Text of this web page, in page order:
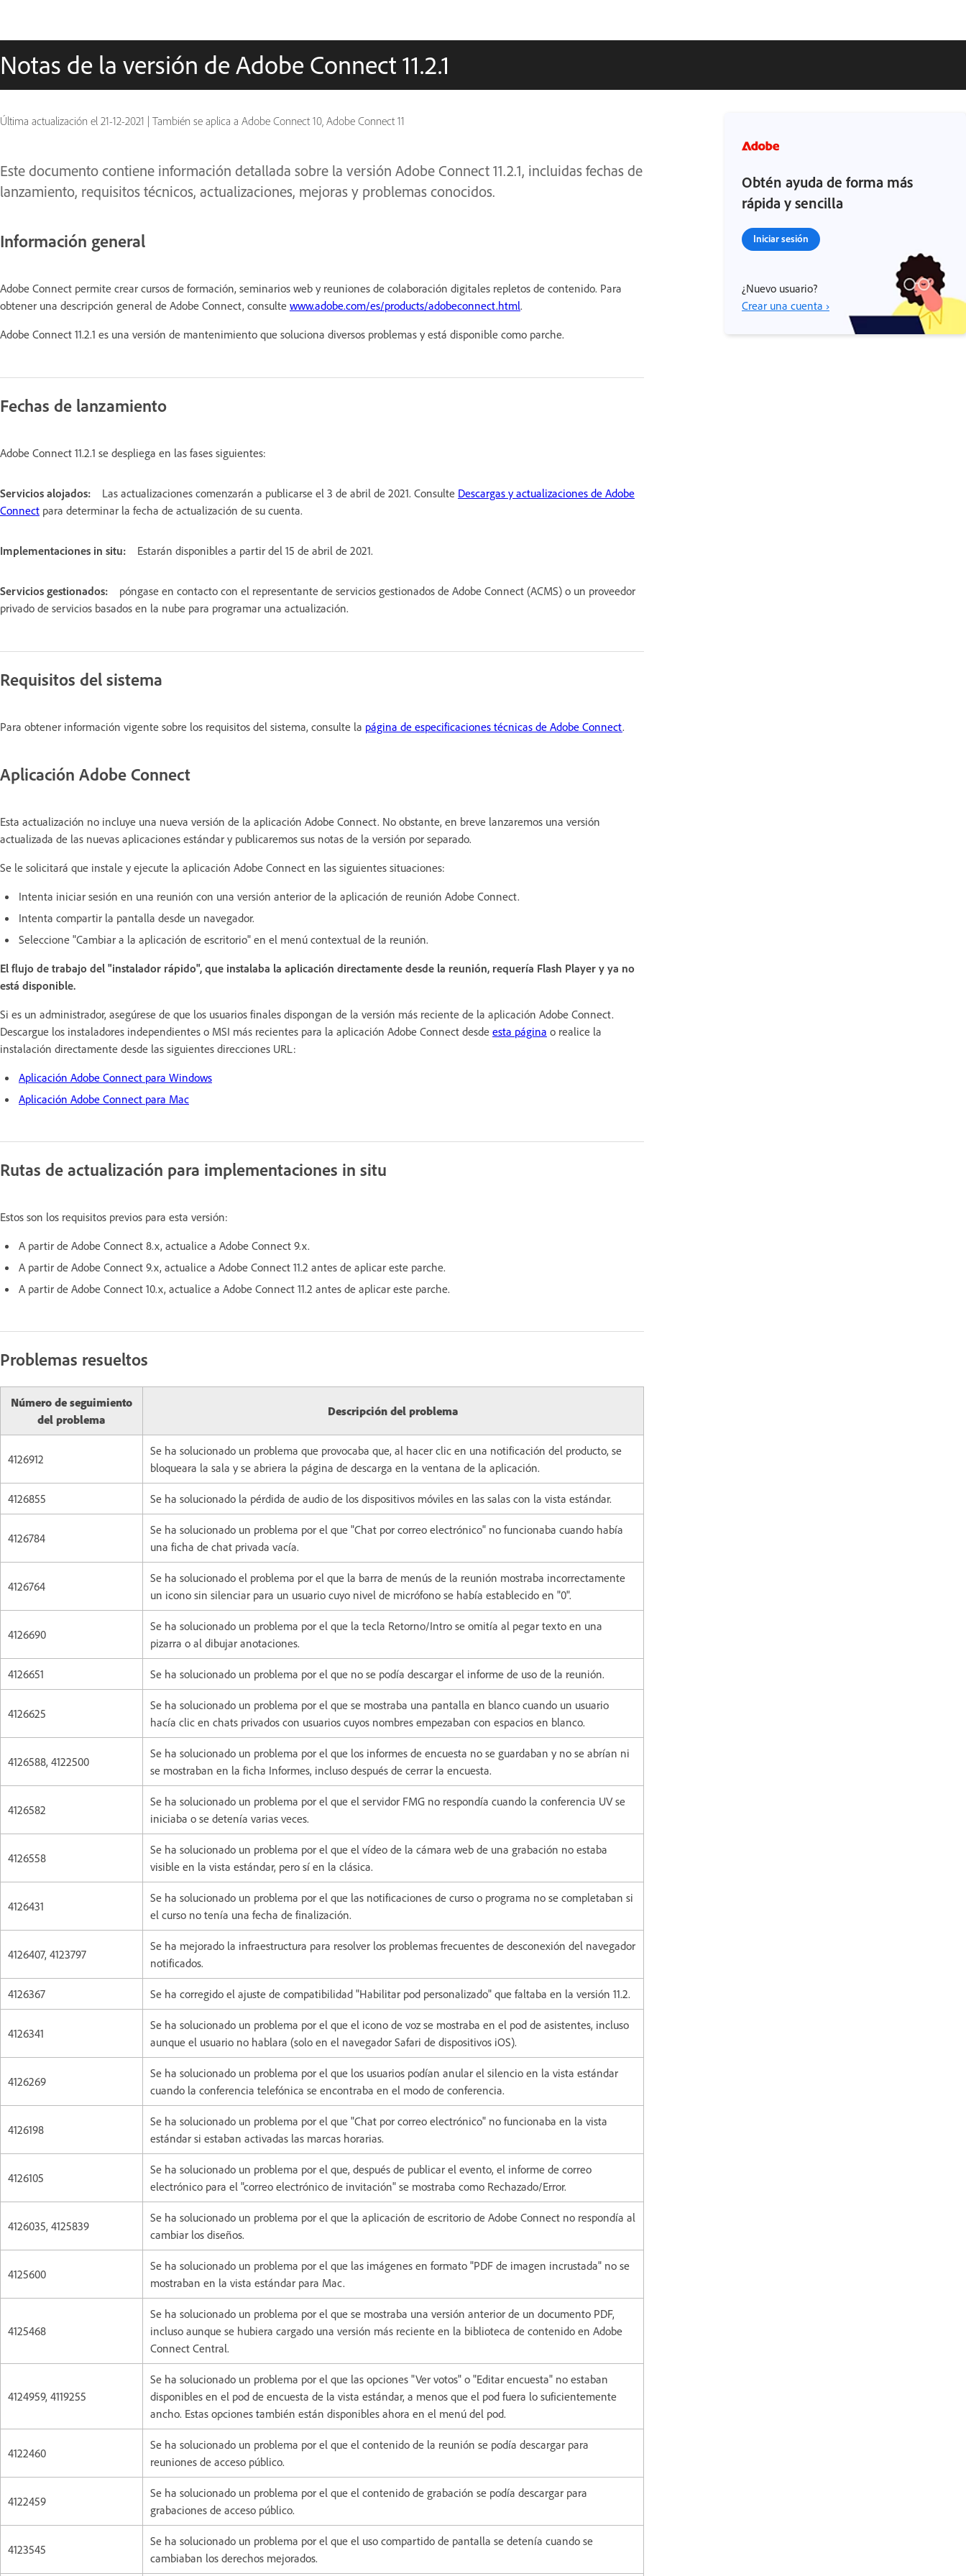
Notas de la versión de Adobe Connect 11.2.1
Última actualización el 21-12-2021 | También se aplica a Adobe Connect 10, Adobe Connect 11
Este documento contiene información detallada sobre la versión Adobe Connect 11.2.1, incluidas fechas de
lanzamiento, requisitos técnicos, actualizaciones, mejoras y problemas conocidos.
Información general
Adobe Connect permite crear cursos de formación, seminarios web y reuniones de colaboración digitales repletos de contenido. Para
obtener una descripción general de Adobe Connect, consulte www.adobe.com/es/products/adobeconnect.html.
Adobe Connect 11.2.1 es una versión de mantenimiento que soluciona diversos problemas y está disponible como parche.
Fechas de lanzamiento
Adobe Connect 11.2.1 se despliega en las fases siguientes:
Servicios alojados: Las actualizaciones comenzarán a publicarse el 3 de abril de 2021. Consulte Descargas y actualizaciones de Adobe
Connect para determinar la fecha de actualización de su cuenta.
Implementaciones in situ: Estarán disponibles a partir del 15 de abril de 2021.
Servicios gestionados:
póngase en contacto con el representante de servicios gestionados de Adobe Connect (ACMS) o un proveedor
privado de servicios basados en la nube para programar una actualización.
Requisitos del sistema
Para obtener información vigente sobre los requisitos del sistema, consulte la página de especificaciones técnicas de Adobe Connect.
Aplicación Adobe Connect
Esta actualización no incluye una nueva versión de la aplicación Adobe Connect. No obstante, en breve lanzaremos una versión
actualizada de las nuevas aplicaciones estándar y publicaremos sus notas de la versión por separado.
Se le solicitará que instale y ejecute la aplicación Adobe Connect en las siguientes situaciones:
Intenta iniciar sesión en una reunión con una versión anterior de la aplicación de reunión Adobe Connect.
Intenta compartir la pantalla desde un navegador.
Seleccione "Cambiar a la aplicación de escritorio" en el menú contextual de la reunión.
El flujo de trabajo del "instalador rápido", que instalaba la aplicación directamente desde la reunión, requería Flash Player y ya no
está disponible.
Si es un administrador, asegúrese de que los usuarios finales dispongan de la versión más reciente de la aplicación Adobe Connect.
Descargue los instaladores independientes o MSI más recientes para la aplicación Adobe Connect desde esta página o realice la
instalación directamente desde las siguientes direcciones URL:
Aplicación Adobe Connect para Windows
Aplicación Adobe Connect para Mac
Rutas de actualización para implementaciones in situ
Estos son los requisitos previos para esta versión:
A partir de Adobe Connect 8.x, actualice a Adobe Connect 9.x.
A partir de Adobe Connect 9.x, actualice a Adobe Connect 11.2 antes de aplicar este parche.
A partir de Adobe Connect 10.x, actualice a Adobe Connect 11.2 antes de aplicar este parche.
Problemas resueltos
Número de seguimiento
del problema
Descripción del problema
4126912
Se ha solucionado un problema que provocaba que, al hacer clic en una notificación del producto, se
bloqueara la sala y se abriera la página de descarga en la ventana de la aplicación.
4126855 Se ha solucionado la pérdida de audio de los dispositivos móviles en las salas con la vista estándar.
4126784
Se ha solucionado un problema por el que "Chat por correo electrónico" no funcionaba cuando había
una ficha de chat privada vacía.
4126764
Se ha solucionado el problema por el que la barra de menús de la reunión mostraba incorrectamente
un icono sin silenciar para un usuario cuyo nivel de micrófono se había establecido en "0".
4126690
Se ha solucionado un problema por el que la tecla Retorno/Intro se omitía al pegar texto en una
pizarra o al dibujar anotaciones.
4126651 Se ha solucionado un problema por el que no se podía descargar el informe de uso de la reunión.
4126625
Se ha solucionado un problema por el que se mostraba una pantalla en blanco cuando un usuario
hacía clic en chats privados con usuarios cuyos nombres empezaban con espacios en blanco.
4126588, 4122500
Se ha solucionado un problema por el que los informes de encuesta no se guardaban y no se abrían ni
se mostraban en la ficha Informes, incluso después de cerrar la encuesta.
4126582
Se ha solucionado un problema por el que el servidor FMG no respondía cuando la conferencia UV se
iniciaba o se detenía varias veces.
4126558
Se ha solucionado un problema por el que el vídeo de la cámara web de una grabación no estaba
visible en la vista estándar, pero sí en la clásica.
4126431
Se ha solucionado un problema por el que las notificaciones de curso o programa no se completaban si
el curso no tenía una fecha de finalización.
4126407, 4123797
Se ha mejorado la infraestructura para resolver los problemas frecuentes de desconexión del navegador
notificados.
4126367 Se ha corregido el ajuste de compatibilidad "Habilitar pod personalizado" que faltaba en la versión 11.2.
4126341
Se ha solucionado un problema por el que el icono de voz se mostraba en el pod de asistentes, incluso
aunque el usuario no hablara (solo en el navegador Safari de dispositivos iOS).
4126269
Se ha solucionado un problema por el que los usuarios podían anular el silencio en la vista estándar
cuando la conferencia telefónica se encontraba en el modo de conferencia.
4126198
Se ha solucionado un problema por el que "Chat por correo electrónico" no funcionaba en la vista
estándar si estaban activadas las marcas horarias.
4126105
Se ha solucionado un problema por el que, después de publicar el evento, el informe de correo
electrónico para el "correo electrónico de invitación" se mostraba como Rechazado/Error.
4126035, 4125839
Se ha solucionado un problema por el que la aplicación de escritorio de Adobe Connect no respondía al
cambiar los diseños.
4125600
Se ha solucionado un problema por el que las imágenes en formato "PDF de imagen incrustada" no se
mostraban en la vista estándar para Mac.
4125468
Se ha solucionado un problema por el que se mostraba una versión anterior de un documento PDF,
incluso aunque se hubiera cargado una versión más reciente en la biblioteca de contenido en Adobe
Connect Central.
4124959, 4119255
Se ha solucionado un problema por el que las opciones "Ver votos" o "Editar encuesta" no estaban
disponibles en el pod de encuesta de la vista estándar, a menos que el pod fuera lo suficientemente
ancho. Estas opciones también están disponibles ahora en el menú del pod.
4122460
Se ha solucionado un problema por el que el contenido de la reunión se podía descargar para
reuniones de acceso público.
4122459
Se ha solucionado un problema por el que el contenido de grabación se podía descargar para
grabaciones de acceso público.
4123545
Se ha solucionado un problema por el que el uso compartido de pantalla se detenía cuando se
cambiaban los derechos mejorados.
Obtén ayuda de forma más
rápida y sencilla
Iniciar sesión
¿Nuevo usuario?
Crear una cuenta ›